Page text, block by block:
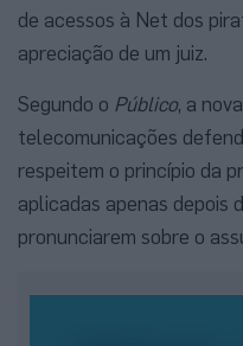
de acessos à Net dos
apreciação de um juiz.
Segundo o Público, a
telecomunicações
respeitem o princípio da
aplicadas apenas depois
pronunciarem sobre o